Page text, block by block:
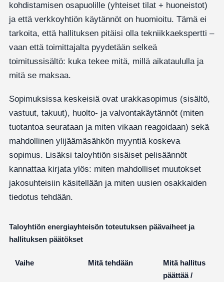
kohdistamisen osapuolille (yhteiset tilat + huoneistot)
ja että verkkoyhtiön käytännöt on huomioitu. Tämä ei
tarkoita, että hallituksen pitäisi olla tekniikkaekspertti –
vaan että toimittajalta pyydetään selkeä
toimitussisältö: kuka tekee mitä, millä aikataululla ja
mitä se maksaa.
Sopimuksissa keskeisiä ovat urakkasopimus (sisältö,
vastuut, takuut), huolto- ja valvontakäytännöt (miten
tuotantoa seurataan ja miten vikaan reagoidaan) sekä
mahdollinen ylijäämäsähkön myyntiä koskeva
sopimus. Lisäksi taloyhtiön sisäiset pelisäännöt
kannattaa kirjata ylös: miten mahdolliset muutokset
jakosuhteisiin käsitellään ja miten uusien osakkaiden
tiedotus tehdään.
Taloyhtiön energiayhteisön toteutuksen päävaiheet ja
hallituksen päätökset
Vaihe Mitä tehdään
Mitä hallitus
päättää /